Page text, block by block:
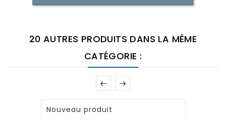
20 AUTRES PRODUITS DANS LA MÊME
CATÉGORIE :
Nouveau produit